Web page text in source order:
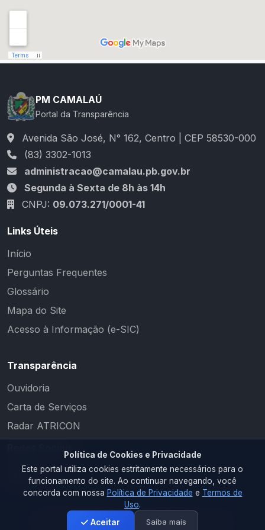
PM CAMALAÚ
Portal da Transparência
Avenida São José, N° 162, Centro | CEP 58530-000
(83) 3302-1013
administracao@camalau.pb.gov.br
Segunda à Sexta de 8h às 14h
CNPJ: 09.073.271/0001-41
Links Úteis
Início
Perguntas Frequentes
Glossário
Mapa do Site
Acesso à Informação (e-SIC)
Transparência
Ouvidoria
Carta de Serviços
Radar ATRICON
2026 © PM CAMALAÚ. Todos os direitos reservados.
Política de Cookies e Privacidade
Este portal utiliza cookies estritamente necessários para o
funcionamento do site. Ao continuar navegando, você
concorda com nossa Política de Privacidade e Termos de
Uso.
Aceitar
Saiba mais